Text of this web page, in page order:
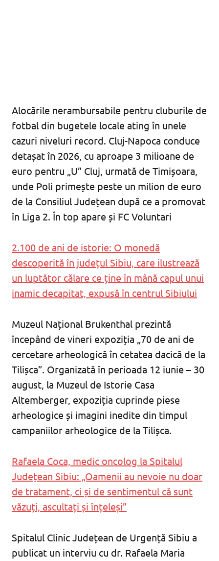
Alocările nerambursabile pentru cluburile de
fotbal din bugetele locale ating în unele
cazuri niveluri record. Cluj-Napoca conduce
detașat în 2026, cu aproape 3 milioane de
euro pentru „U” Cluj, urmată de Timișoara,
unde Poli primește peste un milion de euro
de la Consiliul Județean după ce a promovat
în Liga 2. În top apare și FC Voluntari
2.100 de ani de istorie: O monedă
descoperită în județul Sibiu, care ilustrează
un luptător călare ce ține în mână capul unui
inamic decapitat, expusă în centrul Sibiului
Muzeul Național Brukenthal prezintă
începând de vineri expoziția „70 de ani de
cercetare arheologică în cetatea dacică de la
Tilișca”. Organizată în perioada 12 iunie – 30
august, la Muzeul de Istorie Casa
Altemberger, expoziția cuprinde piese
arheologice și imagini inedite din timpul
campaniilor arheologice de la Tilișca.
Rafaela Coca, medic oncolog la Spitalul
Județean Sibiu: „Oamenii au nevoie nu doar
de tratament, ci și de sentimentul că sunt
văzuți, ascultați și înțeleși”
Spitalul Clinic Județean de Urgență Sibiu a
publicat un interviu cu dr. Rafaela Maria